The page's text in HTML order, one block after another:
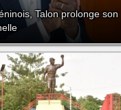
Talon prolonge son